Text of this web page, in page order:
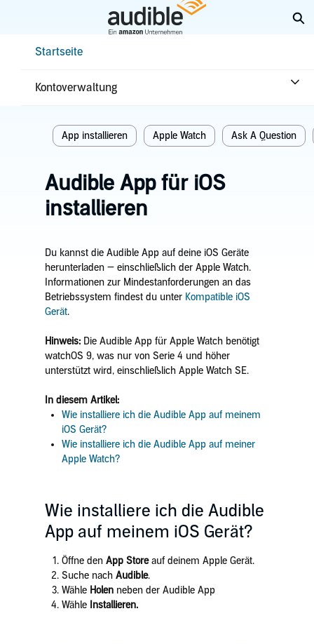
Startseite
Kontoverwaltung
Startseite
App installieren Apple Watch Ask A Question
Audible App für iOS
installieren
Du kannst die Audible App auf deine iOS Geräte
herunterladen — einschließlich der Apple Watch.
Informationen zur Mindestanforderungen an das
Betriebssystem findest du unter Kompatible iOS
Gerät.
Hinweis:Die Audible App für Apple Watch benötigt
watchOS 9, was nur von Serie 4 und höher
unterstützt wird, einschließlich Apple Watch SE.
In diesem Artikel:
Wie installiere ich die Audible App auf meinem
iOS Gerät?
Wie installiere ich die Audible App auf meiner
Apple Watch?
Wie installiere ich die Audible
App auf meinem iOS Gerät?
Öffne den App Storeauf deinem Apple Gerät.
Suche nach Audible.
Wähle Holen neben der Audible App
Wähle Installieren.